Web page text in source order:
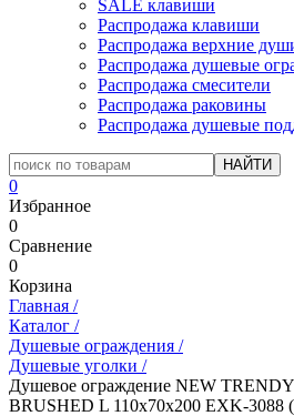
SALE клавиши
Распродажа клавиши
Распродажа верхние
Распродажа душевые
Распродажа смесители
Распродажа раковины
Распродажа душевые
0
Избранное
0
Сравнение
0
Корзина
Главная /
Каталог /
Душевые ограждения /
Душевые уголки /
Душевое ограждение NEW
BRUSHED L 110x70x200 EXK-3088